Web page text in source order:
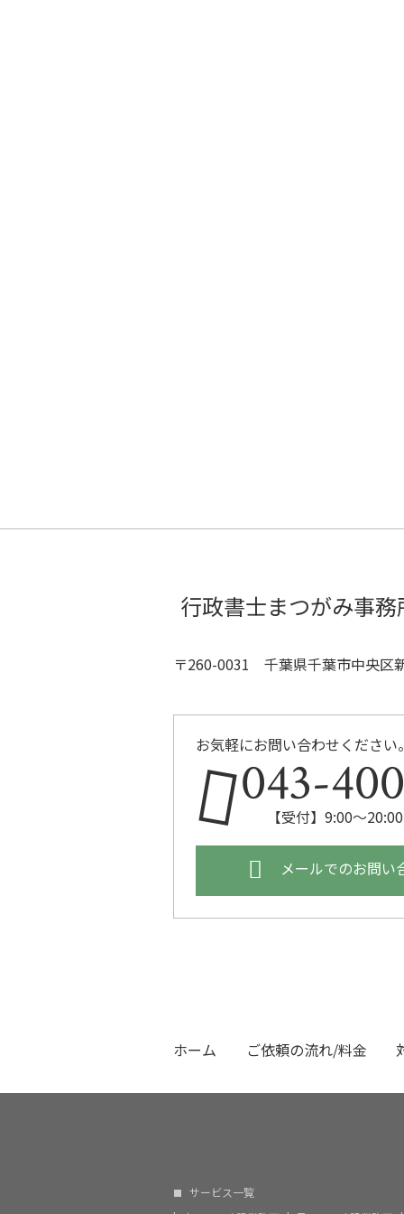
行政書士まつがみ事務
〒260-0031 千葉県千葉市中央区
お気軽にお問い合わせください
043-
【受付】9:00～
メールでのお問い
ホーム ご依頼の流れ/料金
サービス一覧